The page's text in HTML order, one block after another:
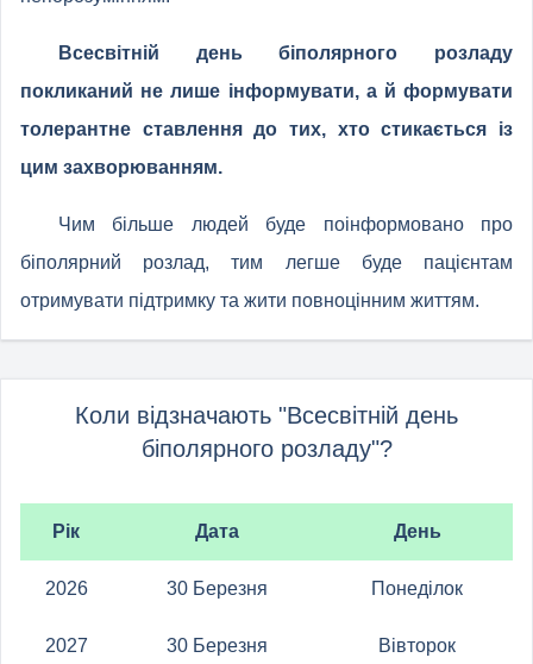
Всесвітній день біполярного розладу
покликаний не лише інформувати, а й формувати
толерантне ставлення до тих, хто стикається із
цим захворюванням.
Чим більше людей буде поінформовано про
біполярний розлад, тим легше буде пацієнтам
отримувати підтримку та жити повноцінним життям.
Коли відзначають "Всесвітній день
біполярного розладу"?
Рік Дата День
2026 30 Березня Понеділок
2027 30 Березня Вівторок